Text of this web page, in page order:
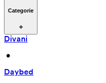
Categorie
Divani
•
Daybed